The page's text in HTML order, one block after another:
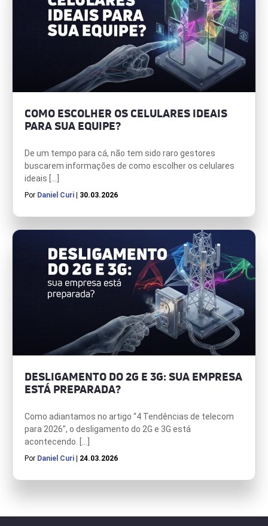
COMO ESCOLHER OS CELULARES IDEAIS
PARA SUA EQUIPE?
De um tempo para cá, não tem sido raro gestores
buscarem informações de como escolher os celulares
ideais […]
Por Daniel Curi | 30.03.2026
DESLIGAMENTO DO 2G E 3G: SUA EMPRESA
ESTÁ PREPARADA?
Como adiantamos no artigo “4 Tendências de telecom
para 2026”, o desligamento do 2G e 3G está
acontecendo. […]
Por Daniel Curi | 24.03.2026